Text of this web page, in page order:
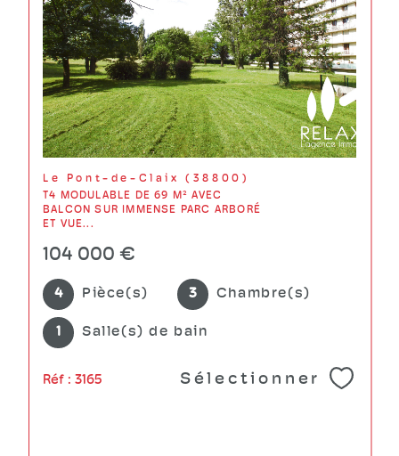
Le Pont-de-Claix (38800)
T4 MODULABLE DE 69 M² AVEC
BALCON SUR IMMENSE PARC ARBORÉ
ET VUE...
104 000 €
4 Pièce(s) 3 Chambre(s)
1 Salle(s) de bain
Réf : 3165 Sélectionner